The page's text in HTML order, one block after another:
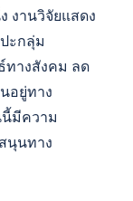
งานวิจัยแสดง
ะกลุ่ม
ทางสังคม ลด
อยู่ทาง
มีความ
นุนทาง